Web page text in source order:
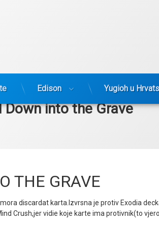
Edison Yugioh u
into the Grave
THE GRAVE
discardat karta.Izvrsna je protiv Exodia
Crush,jer vidie koje karte ima protivnik(to